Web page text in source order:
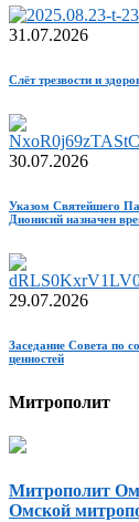
31.07.2026
Слёт трезвости и
30.07.2026
Указом Святейшего
Дионисий назначен
29.07.2026
Заседание Совета по
ценностей
Митрополит
Митрополит
Омской